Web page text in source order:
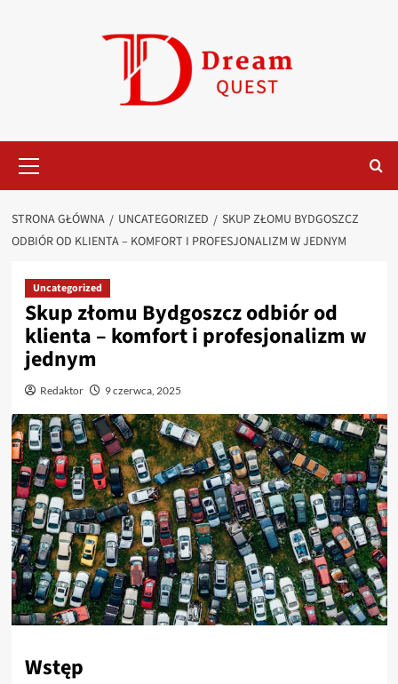
główne
STRONA GŁÓWNA UNCATEGORIZED
SKUP ZŁOMU BYDGOSZCZ
ODBIÓR OD KLIENTA – KOMFORT I PROFESJONALIZM W JEDNYM
Uncategorized
Skup złomu Bydgoszcz odbiór od
klienta – komfort i profesjonalizm w
jednym
Redaktor 9 czerwca, 2025
Wstęp